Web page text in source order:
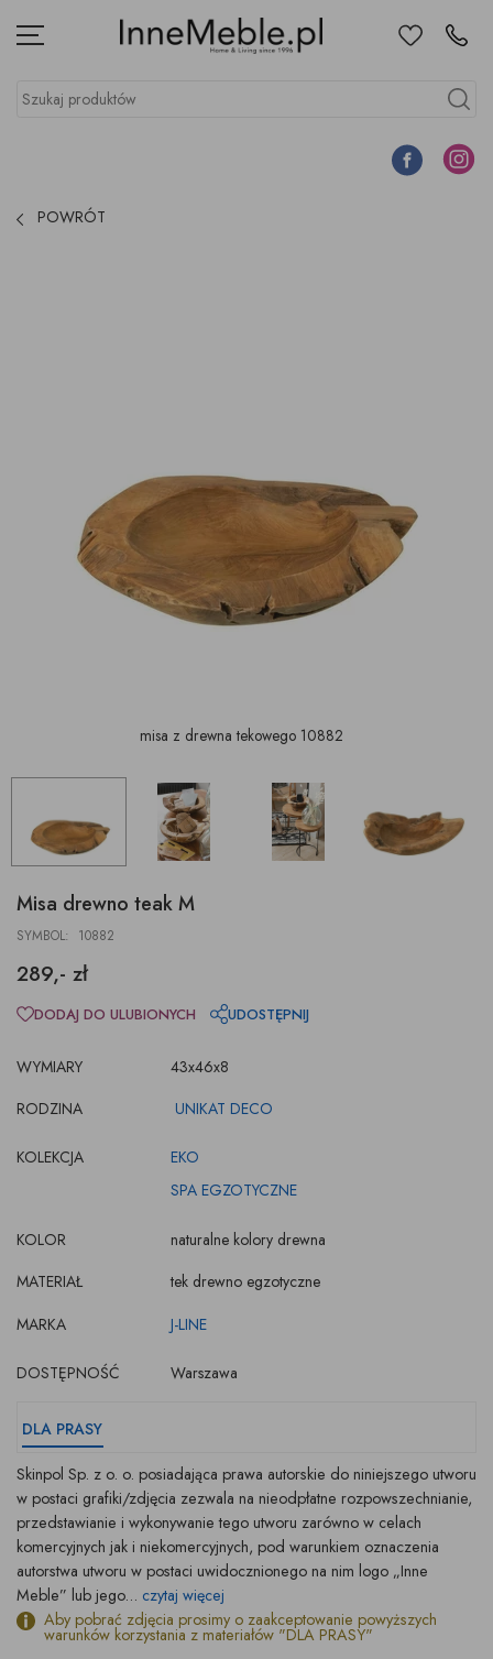
Menu UlubioneKontakt
Szukaj produktów
Szukaj
Facebook
POWRÓT
misa z drewna tekowego 10882
Misa drewno teak M
SYMBOL: 10882
289,- zł
WYMIARY
43x46x8
RODZINA
UNIKAT DECO
KOLEKCJA
EKO
SPA EGZOTYCZNE
KOLOR
naturalne kolory drewna
MATERIAŁ
tek drewno egzotyczne
MARKA
J-LINE
DOSTĘPNOŚĆ Warszawa
DODAJ DO ULUBIONYCH UDOSTĘPNIJ
DLA PRASY
Skinpol Sp. z o. o. posiadająca prawa autorskie do niniejszego utworu
w postaci grafiki/zdjęcia zezwala na nieodpłatne rozpowszechnianie,
przedstawianie i wykonywanie tego utworu zarówno w celach
komercyjnych jak i niekomercyjnych, pod warunkiem oznaczenia
autorstwa utworu w postaci uwidocznionego na nim logo „Inne
Meble” lub jego... czytaj więcej
Aby pobrać zdjęcia prosimy o zaakceptowanie powyższych
warunków korzystania z materiałów "DLA PRASY"